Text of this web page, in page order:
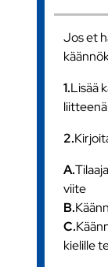
Jos et
1.Lisää
liitteenä
2.
A.
viite
B.
C.
kielille